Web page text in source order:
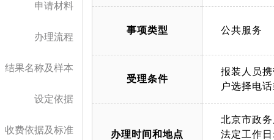
申请材料
办理流程
结果名称及样本
设定依据
收费依据及标准
事项类型 公共服务
受理条件
报装人员
户选择电
办理时间和地点
北京市政
法定工作